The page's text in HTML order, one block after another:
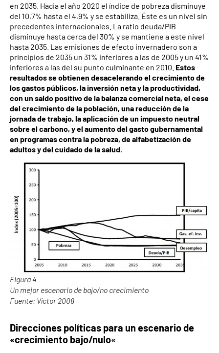
en 2035. Hacia el año 2020 el índice de pobreza disminuye
del 10,7% hasta el 4,9% y se estabiliza. Éste es un nivel sin
precedentes internacionales. La ratio deuda/PIB
disminuye hasta cerca del 30% y se mantiene a este nivel
hasta 2035. Las emisiones de efecto invernadero son a
principios de 2035 un 31% inferiores a las de 2005 y un 41%
inferiores a las del su punto culminante en 2010. Estos
resultados se obtienen desacelerando el crecimiento de
los gastos públicos, la inversión neta y la productividad,
con un saldo positivo de la balanza comercial neta, el cese
del crecimiento de la población, una reducción de la
jornada de trabajo, la aplicación de un impuesto neutral
sobre el carbono, y el aumento del gasto gubernamental
en programas contra la pobreza, de alfabetización de
adultos y del cuidado de la salud.
Figura 4
Un mejor escenario de bajo/no crecimiento
Fuente: Víctor 2008
Direcciones políticas para un escenario de
«crecimiento bajo/nulo«